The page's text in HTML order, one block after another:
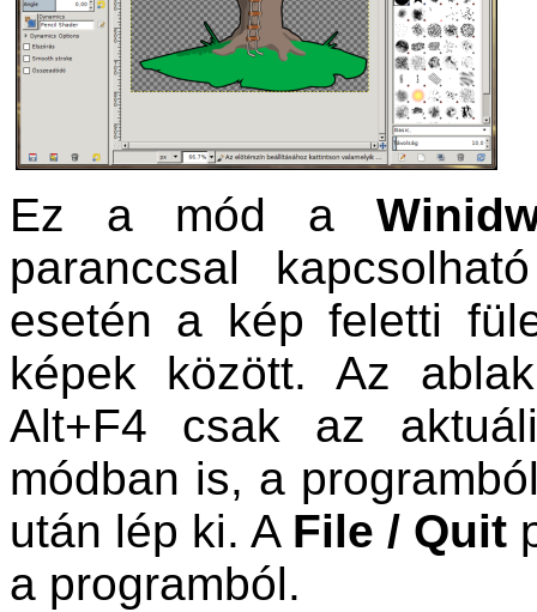
Ez a mód a
paranccsal
esetén a kép feletti
képek között. Az
Alt+F4 csak az
módban is, a
után lép ki. A File / Quit
a programból.